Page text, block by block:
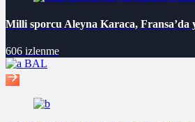
Milli sporcu Aleyna Karaca, Fransa’da
606 izlenme
BAL